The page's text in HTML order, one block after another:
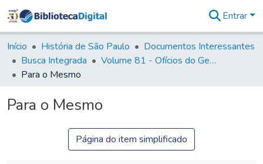
&
Coleções
Tudo na
Entrar
Início História de São Paulo
Documentos Interessantes
Busca Integrada
Volume 81 - Ofícios do General Martim Lopes de Saldanha (Governador da Capitania)
Para o Mesmo
Para o Mesmo
Página do item simplificado